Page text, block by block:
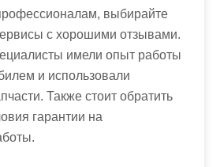
выбирайте
с хорошими отзывами.
имели опыт работы
и использовали
Также стоит обратить
гарантии на